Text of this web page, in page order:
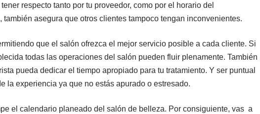
respecto tanto por tu proveedor, como por el horario del
asegura que otros clientes tampoco tengan inconvenientes.
que el salón ofrezca el mejor servicio posible a cada cliente. Si
todas las operaciones del salón pueden fluir plenamente. También
pueda dedicar el tiempo apropiado para tu tratamiento. Y ser puntual
la experiencia ya que no estás apurado o estresado.
el calendario planeado del salón de belleza. Por consiguiente, vas a